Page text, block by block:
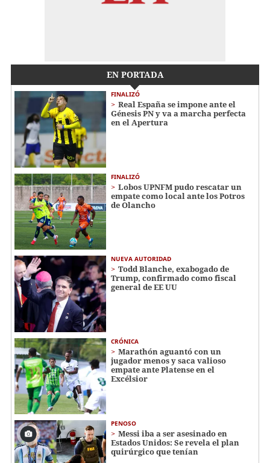
EN PORTADA
FINALIZÓ
Real España se impone ante el
Génesis PN y va a marcha perfecta
en el Apertura
FINALIZÓ
Lobos UPNFM pudo rescatar un
empate como local ante los Potros
de Olancho
NUEVA AUTORIDAD
Todd Blanche, exabogado de
Trump, confirmado como fiscal
general de EE UU
CRÓNICA
Marathón aguantó con un
jugador menos y saca valioso
empate ante Platense en el
Excélsior
PENOSO
Messi iba a ser asesinado en
Estados Unidos: Se revela el plan
quirúrgico que tenían